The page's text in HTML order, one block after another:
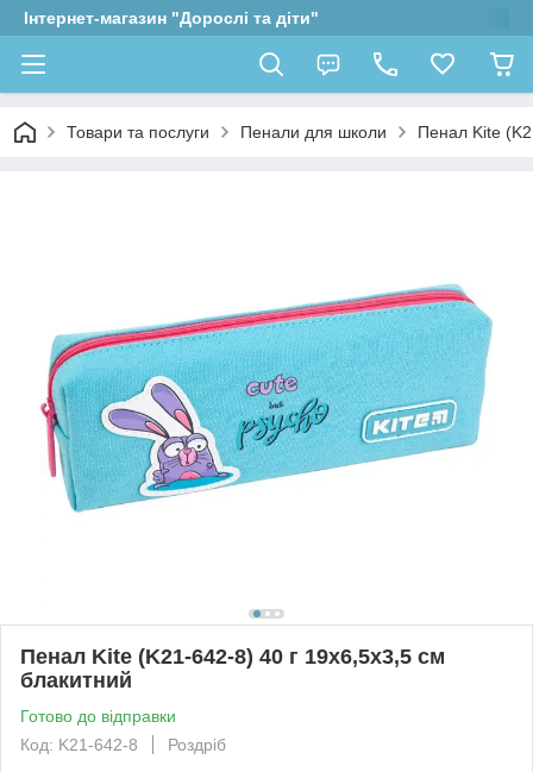
Інтернет-магазин "Дорослі та діти"
Товари та послуги Пенали для школи Пенал Kite
Пенал Kite (K21-642-8) 40 г 19x6,5x3,5 см
блакитний
Готово до відправки
Код: K21-642-8
Роздріб